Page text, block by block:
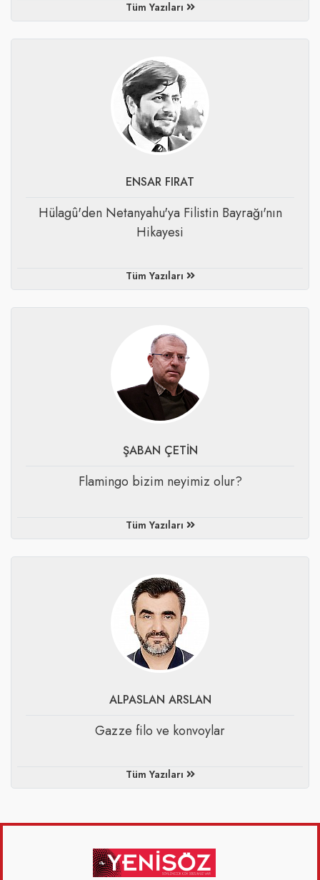
Tüm Yazıları
ENSAR FIRAT
Hülagû'den Netanyahu'ya Filistin Bayrağı'nın
Hikayesi
Tüm Yazıları
ŞABAN ÇETİN
Flamingo bizim neyimiz olur?
Tüm Yazıları
ALPASLAN ARSLAN
​Gazze filo ve konvoylar
Tüm Yazıları